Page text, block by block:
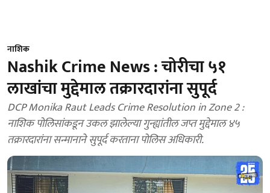
नाशिक
Nashik Crime News : चोरीचा ५१
लाखांचा मुद्देमाल तक्रारदारांना सुपूर्द
DCP Monika Raut Leads Crime Resolution in Zone 2 :
नाशिक पोलिसांकडून उकल झालेल्या गुन्ह्यांतील जप्त मुद्देमाल ४५
तक्रारदारांना सन्मानाने सुपूर्द करताना पोलिस अधिकारी.